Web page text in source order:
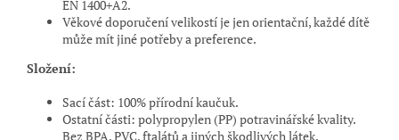
EN 1400+A2.
Věkové doporučení velikostí je jen orientační, každé dítě
může mít jiné potřeby a preference.
Složení:
Sací část: 100% přírodní kaučuk.
Ostatní části: polypropylen (PP) potravinářské kvality.
Bez BPA, PVC, ftalátů a jiných škodlivých látek.